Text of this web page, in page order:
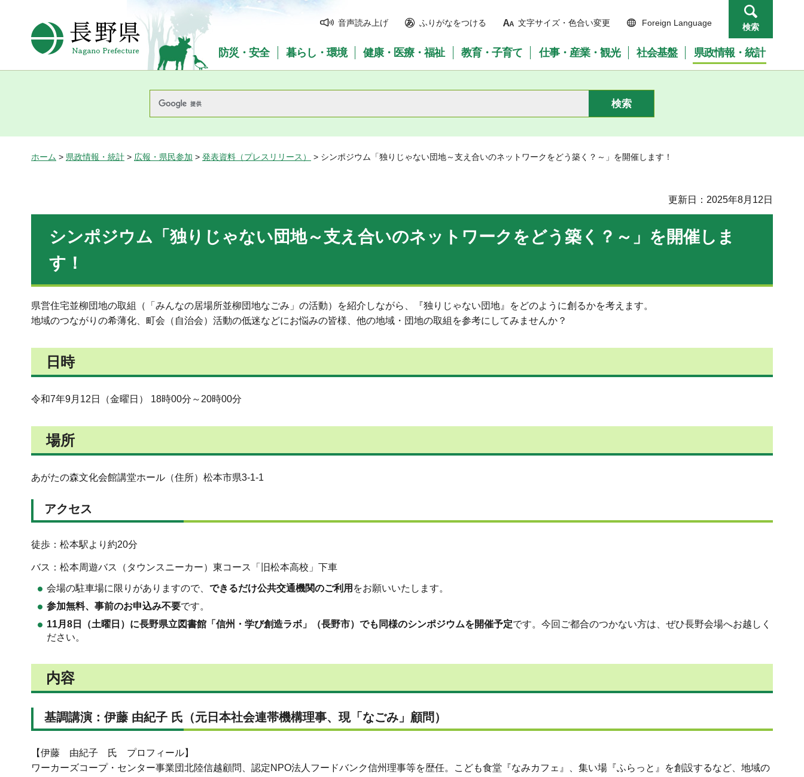
長野県Nagano Prefecture
音声読み上げ ふりがなをつける 文字サイズ・色合い変更 Foreign Language 検索
防災・安全 暮らし・環境 健康・医療・福祉 教育・子育て 仕事・産業・観光 社会基盤 県政情報・統計
ホーム > 県政情報・統計 > 広報・県民参加 > 発表資料（プレスリリース） > シンポジウム「独りじゃない団地～支え合いのネットワークをどう築く？～」を開催します！
更新日：2025年8月12日
シンポジウム「独りじゃない団地～支え合いのネットワークをどう築く？～」を開催しま
す！
県営住宅並柳団地の取組（「みんなの居場所並柳団地なごみ」の活動）を紹介しながら、『独りじゃない団地』をどのように創るかを考えます。
地域のつながりの希薄化、町会（自治会）活動の低迷などにお悩みの皆様、他の地域・団地の取組を参考にしてみませんか？
日時
令和7年9月12日（金曜日） 18時00分～20時00分
場所
あがたの森文化会館講堂ホール（住所）松本市県3-1-1
アクセス
徒歩：松本駅より約20分
バス：松本周遊バス（タウンスニーカー）東コース「旧松本高校」下車
会場の駐車場に限りがありますので、 できるだけ公共交通機関のご利用 をお願いいたします。
参加無料、事前のお申込み不要です。
11月8日（土曜日）に長野県立図書館「信州・学び創造ラボ」（長野市）でも同様のシンポジウムを開催予定です。今回ご都合のつかない方は、ぜひ長野会場へお越しく
ださい。
内容
基調講演：伊藤 由紀子 氏（元日本社会連帯機構理事、現「なごみ」顧問）
【伊藤 由紀子 氏 プロフィール】
ワーカーズコープ・センター事業団北陸信越顧問、認定NPO法人フードバンク信州理事等を歴任。こども食堂『なみカフェ』、集い場『ふらっと』を創設するなど、地域の